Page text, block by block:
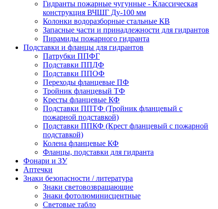
Гидранты пожарные чугунные - Классическая
конструкция ВЧШГ Ду-100 мм
Колонки водоразборные стальные КВ
Запасные части и принадлежности для гидрантов
Пирамиды пожарного гидранта
Подставки и фланцы для гидрантов
Патрубки ППФГ
Подставки ППДФ
Подставки ППОФ
Переходы фланцевые ПФ
Тройник фланцевый ТФ
Кресты фланцевые КФ
Подставки ППТФ (Тройник фланцевый с
пожарной подставкой)
Подставки ППКФ (Крест фланцевый с пожарной
подставкой)
Колена фланцевые КФ
Фланцы, подставки для гидранта
Фонари и ЗУ
Аптечки
Знаки безопасности / литература
Знаки световозвращающие
Знаки фотолюминисцентные
Световые табло